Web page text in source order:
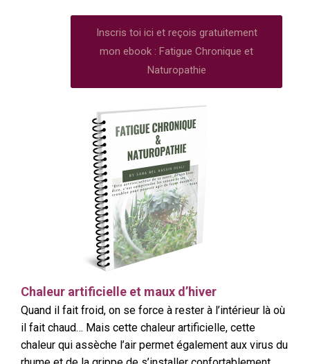
Inscris toi ici et reçois gratuitement
mon ebook : Fatigue Chronique et
Naturopathie
Chaleur artificielle et maux d’hiver
Quand il fait froid, on se force à rester à l’intérieur là où
il fait chaud… Mais cette chaleur artificielle, cette
chaleur qui assèche l’air permet également aux virus du